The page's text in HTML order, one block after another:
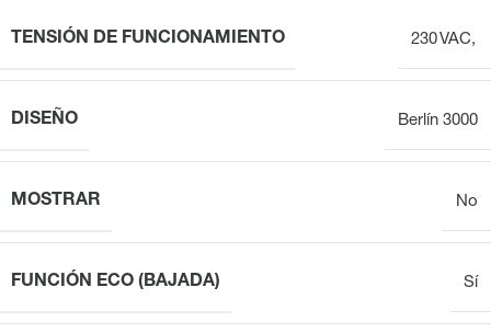
TENSIÓN DE FUNCIONAMIENTO 230 VAC,
DISEÑO Berlín 3000
MOSTRAR No
FUNCIÓN ECO (BAJADA) Sí